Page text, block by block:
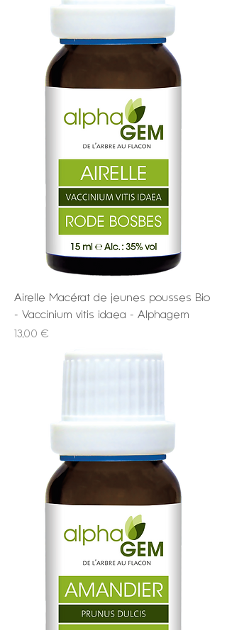
Airelle Macérat de jeunes pousses Bio
- Vaccinium vitis idaea - Alphagem
Prix
13,00 €